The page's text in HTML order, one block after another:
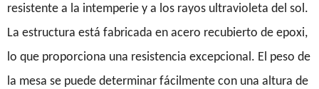
resistente a la intemperie y a los rayos ultravioleta del sol.
La estructura está fabricada en acero recubierto de epoxi,
lo que proporciona una resistencia excepcional. El peso de
la mesa se puede determinar fácilmente con una altura de